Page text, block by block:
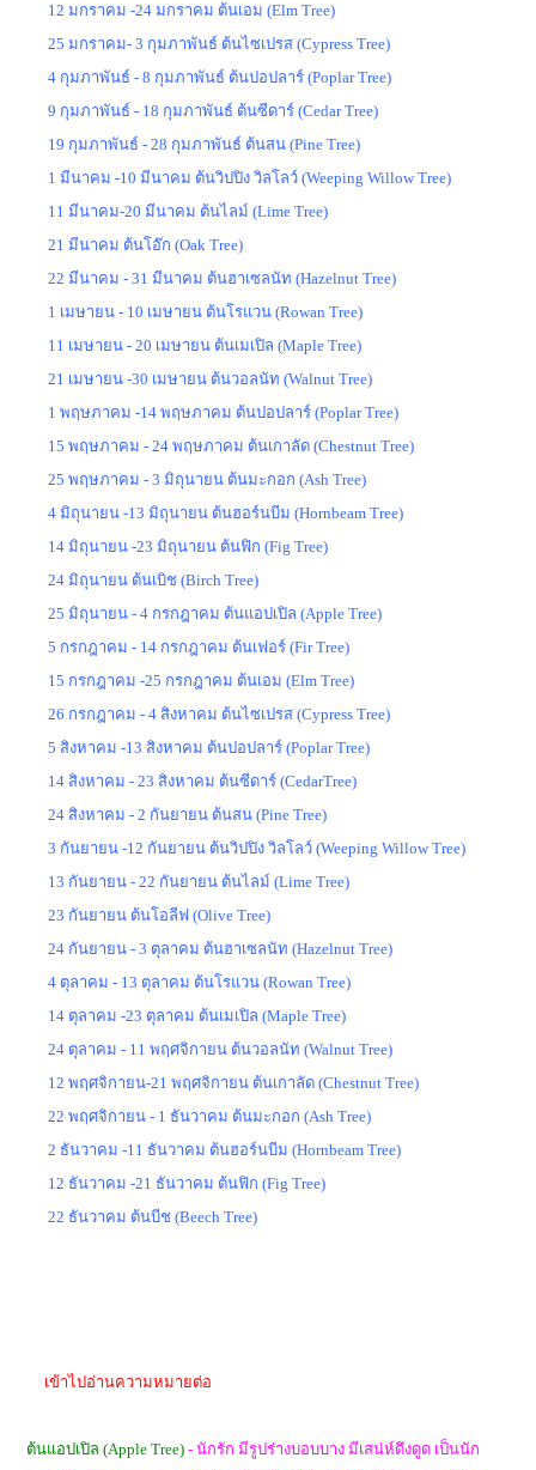
12 มกราคม -24 มกราคม ต้นเอม (Elm Tree)
25 มกราคม- 3 กุมภาพันธ์ ต้นไซเปรส (Cypress Tree)
4 กุมภาพันธ์ - 8 กุมภาพันธ์ ต้นปอปลาร์ (Poplar Tree)
9 กุมภาพันธ์ - 18 กุมภาพันธ์ ต้นซีดาร์ (Cedar Tree)
19 กุมภาพันธ์ - 28 กุมภาพันธ์ ต้นสน (Pine Tree)
1 มีนาคม -10 มีนาคม ต้นวิปปิง วิลโลว์ (Weeping Willow Tree)
11 มีนาคม-20 มีนาคม ต้นไลม์ (Lime Tree)
21 มีนาคม ต้นโอ๊ก (Oak Tree)
22 มีนาคม - 31 มีนาคม ต้นฮาเซลนัท (Hazelnut Tree)
1 เมษายน - 10 เมษายน ต้นโรแวน (Rowan Tree)
11 เมษายน - 20 เมษายน ต้นเมเปิล (Maple Tree)
21 เมษายน -30 เมษายน ต้นวอลนัท (Walnut Tree)
1 พฤษภาคม -14 พฤษภาคม ต้นปอปลาร์ (Poplar Tree)
15 พฤษภาคม - 24 พฤษภาคม ต้นเกาลัด (Chestnut Tree)
25 พฤษภาคม - 3 มิถุนายน ต้นมะกอก (Ash Tree)
4 มิถุนายน -13 มิถุนายน ต้นฮอร์นบีม (Hornbeam Tree)
14 มิถุนายน -23 มิถุนายน ต้นฟิก (Fig Tree)
24 มิถุนายน ต้นเบิช (Birch Tree)
25 มิถุนายน - 4 กรกฎาคม ต้นแอปเปิล (Apple Tree)
5 กรกฎาคม - 14 กรกฎาคม ต้นเฟอร์ (Fir Tree)
15 กรกฎาคม -25 กรกฎาคม ต้นเอม (Elm Tree)
26 กรกฎาคม - 4 สิงหาคม ต้นไซเปรส (Cypress Tree)
5 สิงหาคม -13 สิงหาคม ต้นปอปลาร์ (Poplar Tree)
14 สิงหาคม - 23 สิงหาคม ต้นซีดาร์ (CedarTree)
24 สิงหาคม - 2 กันยายน ต้นสน (Pine Tree)
3 กันยายน -12 กันยายน ต้นวิปปิง วิลโลว์ (Weeping Willow Tree)
13 กันยายน - 22 กันยายน ต้นไลม์ (Lime Tree)
23 กันยายน ต้นโอลีฟ (Olive Tree)
24 กันยายน - 3 ตุลาคม ต้นฮาเซลนัท (Hazelnut Tree)
4 ตุลาคม - 13 ตุลาคม ต้นโรแวน (Rowan Tree)
14 ตุลาคม -23 ตุลาคม ต้นเมเปิล (Maple Tree)
24 ตุลาคม - 11 พฤศจิกายน ต้นวอลนัท (Walnut Tree)
12 พฤศจิกายน-21 พฤศจิกายน ต้นเกาลัด (Chestnut Tree)
22 พฤศจิกายน - 1 ธันวาคม ต้นมะกอก (Ash Tree)
2 ธันวาคม -11 ธันวาคม ต้นฮอร์นบีม (Hornbeam Tree)
12 ธันวาคม -21 ธันวาคม ต้นฟิก (Fig Tree)
22 ธันวาคม ต้นบีช (Beech Tree)
เข้าไปอ่านความหมายต่อ
ต้นแอปเปิล (Apple Tree)- นักรัก มีรูปร่างบอบบาง มีเสน่ห์ดึงดูด เป็นนัก